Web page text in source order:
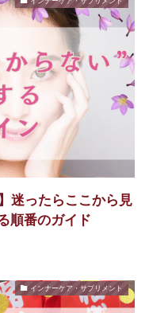
迷ったらここから見
順番のガイド
インナーケア・サプリメント